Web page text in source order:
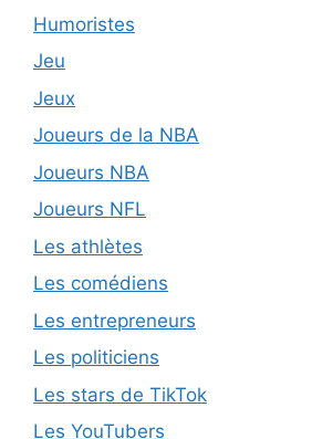
Humoristes
Jeu
Jeux
Joueurs de la NBA
Joueurs NBA
Joueurs NFL
Les athlètes
Les comédiens
Les entrepreneurs
Les politiciens
Les stars de TikTok
Les YouTubers